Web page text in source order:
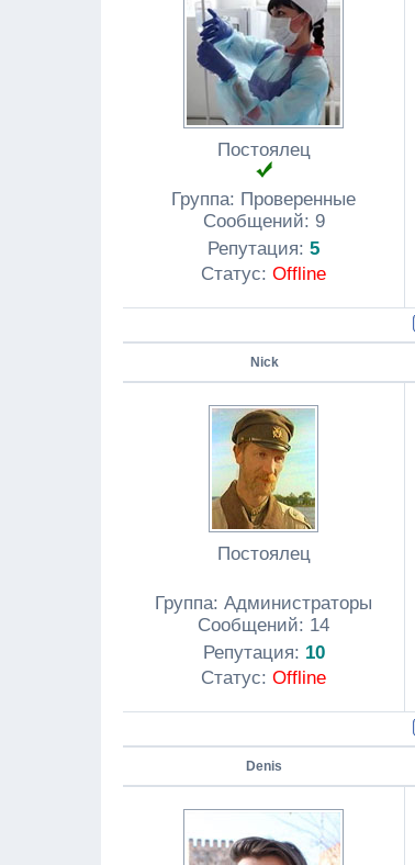
Постоялец
Группа: Проверенные
Сообщений: 9
Репутация: 5
Статус: Offline
Nick
Постоялец
Группа: Администраторы
Сообщений: 14
Репутация: 10
Статус: Offline
Denis